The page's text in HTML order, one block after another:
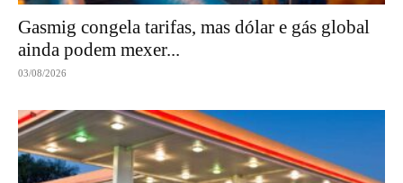
Gasmig congela tarifas, mas dólar e gás global
ainda podem mexer...
03/08/2026